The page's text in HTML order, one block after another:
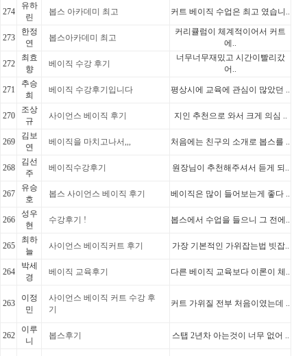
274
유하
린
봅스 아카데미 최고 커트 베이직 수업은 최고 였습니..
273
한정
연
봅스아카데미 최고
커리큘럼이 체계적이어서 커트
에..
272
최효
향
베이직 수강 후기
너무너무재밌고 시간이빨리갔
어..
271
추승
희
베이직 수강후기입니다 평상시에 교육에 관심이 많았던 ..
270
조상
규
사이언스 베이직 후기 지인 추천으로 와서 크게 의심 ..
269
김보
연
베이직을 마치고나서,,, 처음에는 친구의 소개로 봅스를 ..
268
김선
주
베이직수강후기 원장님이 추천해주셔서 듣게 되..
267
유승
호
봅스 사이언스 베이직 후기 베이직은 많이 들어보는게 좋다 ..
266
성우
현
수강후기 ! 봅스에서 수업을 들으니 그 전에..
265
최하
늘
사이언스 베이직커트 후기 가장 기본적인 가위잡는법 빗잡..
264
박세
경
베이직 교육후기 다른 베이직 교육보다 이론이 체..
263
이정
민
사이언스 베이직 커트 수강 후
기
커트 가위질 전부 처음이였는데 ..
262
이루
니
봅스후기 스탭 2년차 아는것이 너무 없어 ..